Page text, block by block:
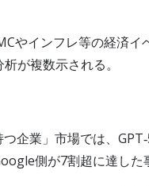
やインフレ等の経済
が複数示される。
つ企業」市場では、
側が7割超に達した